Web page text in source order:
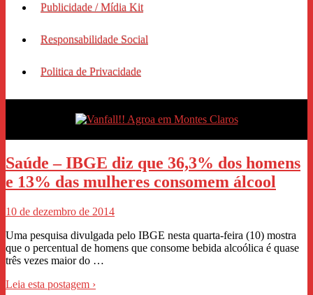
Publicidade / Mídia Kit
Responsabilidade Social
Politica de Privacidade
Saúde – IBGE diz que 36,3% dos homens
e 13% das mulheres consomem álcool
10 de dezembro de 2014
Uma pesquisa divulgada pelo IBGE nesta quarta-feira (10) mostra
que o percentual de homens que consome bebida alcoólica é quase
três vezes maior do …
Leia esta postagem ›